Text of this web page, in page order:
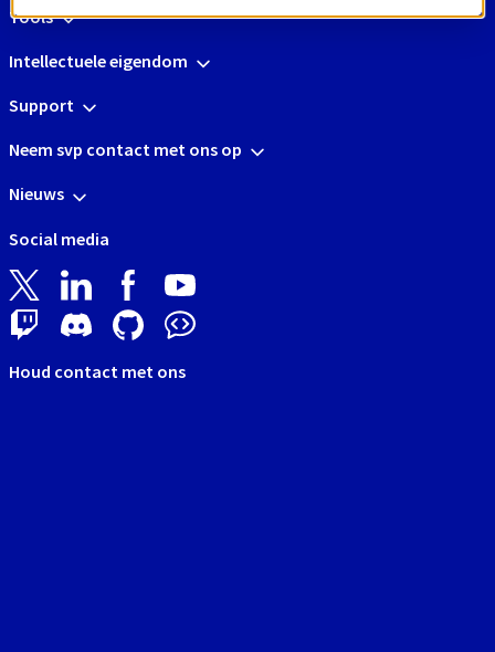
Tools
Intellectuele eigendom
Support
Neem svp contact met ons op
Nieuws
Social media
Houd contact met ons